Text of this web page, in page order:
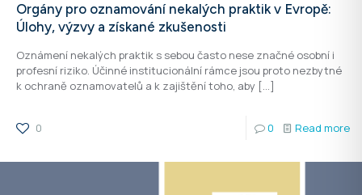
Orgány pro oznamování nekalých praktik v Evropě:
Úlohy, výzvy a získané zkušenosti
Oznámení nekalých praktik s sebou často nese značné osobní i
profesní riziko. Účinné institucionální rámce jsou proto nezbytné
k ochraně oznamovatelů a k zajištění toho, aby […]
0 0 Read more